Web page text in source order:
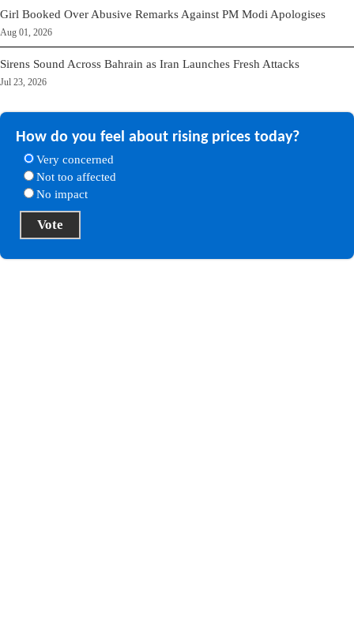
Girl Booked Over Abusive Remarks Against PM Modi Apologises
Aug 01, 2026
Sirens Sound Across Bahrain as Iran Launches Fresh Attacks
Jul 23, 2026
How do you feel about rising prices today?
Very concerned
Not too affected
No impact